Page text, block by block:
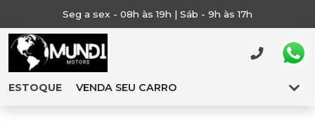
Seg a sex - 08h às 19h | Sáb - 9h às 17h
ESTOQUE VENDA SEU CARRO